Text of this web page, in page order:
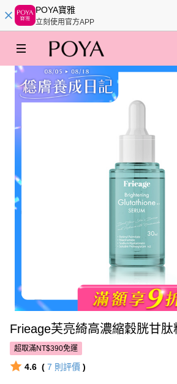
POYA寶雅
立刻使用官方APP
Frieage芙亮綺高濃縮穀胱甘肽
超取滿NT$390免運
4.6 ( 7 則評價 )